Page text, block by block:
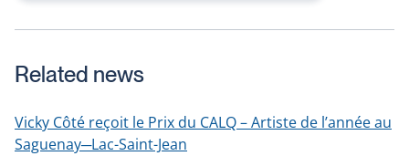
newnew
a
window
a
window
a
Related news
Vicky Côté reçoit le Prix du CALQ – Artiste de l’année au
Saguenay─Lac-Saint-Jean